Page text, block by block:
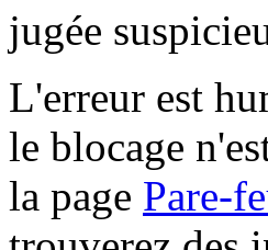
jugée
L'erreur est
le blocage
la page Pare-